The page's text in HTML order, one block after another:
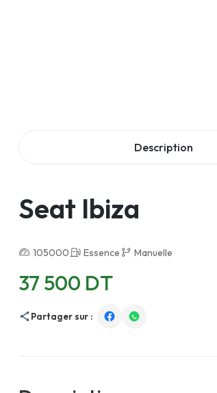
Description
Seat Ibiza
105000 Essence Manuelle
37 500 DT
Partager sur :